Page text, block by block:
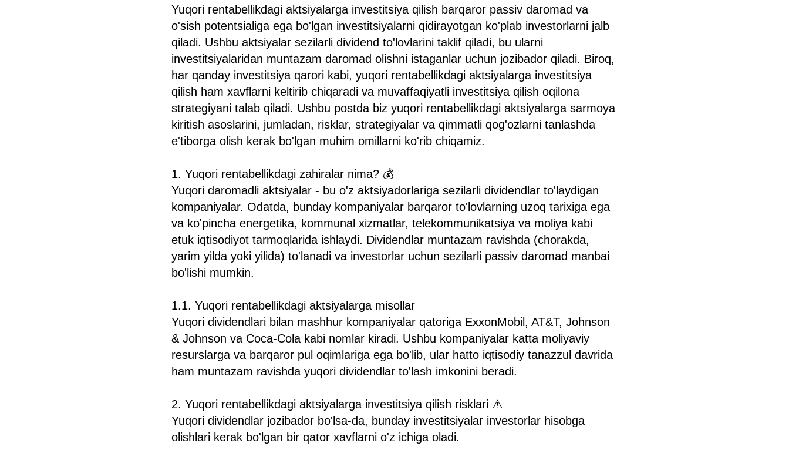
Yuqori rentabellikdagi aktsiyalarga investitsiya qilish barqaror passiv daromad va
o'sish potentsialiga ega bo'lgan investitsiyalarni qidirayotgan ko'plab investorlarni jalb
qiladi. Ushbu aktsiyalar sezilarli dividend to'lovlarini taklif qiladi, bu ularni
investitsiyalaridan muntazam daromad olishni istaganlar uchun jozibador qiladi. Biroq,
har qanday investitsiya qarori kabi, yuqori rentabellikdagi aktsiyalarga investitsiya
qilish ham xavflarni keltirib chiqaradi va muvaffaqiyatli investitsiya qilish oqilona
strategiyani talab qiladi. Ushbu postda biz yuqori rentabellikdagi aktsiyalarga sarmoya
kiritish asoslarini, jumladan, risklar, strategiyalar va qimmatli qog'ozlarni tanlashda
e'tiborga olish kerak bo'lgan muhim omillarni ko'rib chiqamiz.
1. Yuqori rentabellikdagi zahiralar nima? 💰
Yuqori daromadli aktsiyalar - bu o'z aktsiyadorlariga sezilarli dividendlar to'laydigan
kompaniyalar. Odatda, bunday kompaniyalar barqaror to'lovlarning uzoq tarixiga ega
va ko'pincha energetika, kommunal xizmatlar, telekommunikatsiya va moliya kabi
etuk iqtisodiyot tarmoqlarida ishlaydi. Dividendlar muntazam ravishda (chorakda,
yarim yilda yoki yilida) to'lanadi va investorlar uchun sezilarli passiv daromad manbai
bo'lishi mumkin.
1.1. Yuqori rentabellikdagi aktsiyalarga misollar
Yuqori dividendlari bilan mashhur kompaniyalar qatoriga ExxonMobil, AT&T, Johnson
& Johnson va Coca-Cola kabi nomlar kiradi. Ushbu kompaniyalar katta moliyaviy
resurslarga va barqaror pul oqimlariga ega bo'lib, ular hatto iqtisodiy tanazzul davrida
ham muntazam ravishda yuqori dividendlar to'lash imkonini beradi.
2. Yuqori rentabellikdagi aktsiyalarga investitsiya qilish risklari ⚠️
Yuqori dividendlar jozibador bo'lsa-da, bunday investitsiyalar investorlar hisobga
olishlari kerak bo'lgan bir qator xavflarni o'z ichiga oladi.